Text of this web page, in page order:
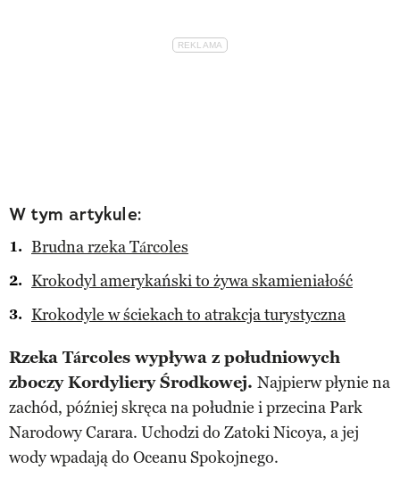
W tym artykule:
Brudna rzeka Tárcoles
Krokodyl amerykański to żywa skamieniałość
Krokodyle w ściekach to atrakcja turystyczna
Rzeka Tárcoles wypływa z południowych
zboczy Kordyliery Środkowej. Najpierw płynie na
zachód, później skręca na południe i przecina Park
Narodowy Carara. Uchodzi do Zatoki Nicoya, a jej
wody wpadają do Oceanu Spokojnego.